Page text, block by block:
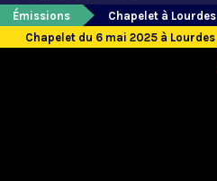
Émissions
Chapelet à Lourdes
Chapelet du 6 mai 2025 à Lourdes